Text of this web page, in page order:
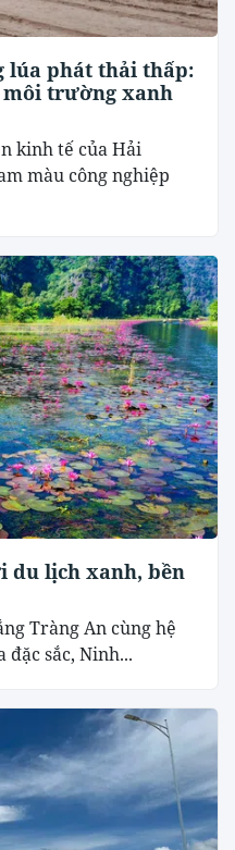
lúa phát thải thấp:
trường xanh
kinh tế của Hải
màu công nghiệp
du lịch xanh, bền
Tràng An cùng hệ
sắc, Ninh...